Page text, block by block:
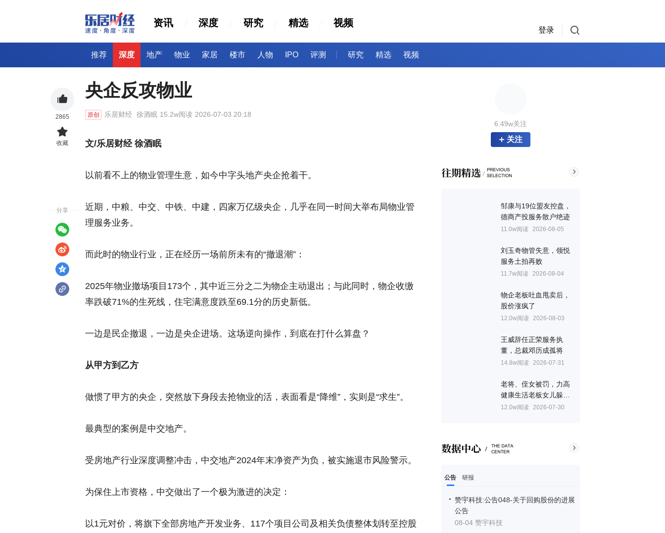
资讯 深度 研究 精选 视频
登录
推荐 深度 地产 物业 家居 楼市 人物 IPO 评测 研究 精选 视频
6.49w关注
关注
邹康与19位盟友控盘，
德商产投服务散户绝迹
11.0w阅读 2026-08-05
刘玉奇物管失意，领悦
服务土拍再败
11.7w阅读 2026-08-04
物企老板吐血甩卖后，
股价涨疯了
12.0w阅读 2026-08-03
王威辞任正荣服务执
董，总裁邓历成孤将
14.8w阅读 2026-07-31
老将、侄女被罚，力高
健康生活老板女儿躲过
一劫
12.0w阅读 2026-07-30
公告 研报
赞宇科技:公告048-关于回购股份的进展
公告
08-04 赞宇科技
央企反攻物业
原创 乐居财经 徐酒眠 15.2w阅读 2026-07-03 20:18
文/乐居财经 徐酒眠
以前看不上的物业管理生意，如今中字头地产央企抢着干。
近期，中粮、中交、中铁、中建，四家万亿级央企，几乎在同一时间大举布局物业管
理服务业务。
而此时的物业行业，正在经历一场前所未有的“撤退潮”：
2025年物业撤场项目173个，其中近三分之二为物企主动退出；与此同时，物企收缴
率跌破71%的生死线，住宅满意度跌至69.1分的历史新低。
一边是民企撤退，一边是央企进场。这场逆向操作，到底在打什么算盘？
从甲方到乙方
做惯了甲方的央企，突然放下身段去抢物业的活，表面看是“降维”，实则是“求生”。
最典型的案例是中交地产。
受房地产行业深度调整冲击，中交地产2024年末净资产为负，被实施退市风险警示。
为保住上市资格，中交做出了一个极为激进的决定：
以1元对价，将旗下全部房地产开发业务、117个项目公司及相关负债整体划转至控股
2865
收藏
分享